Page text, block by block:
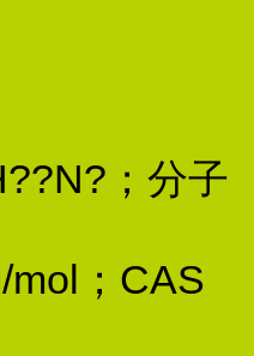
；分子
mol；CAS